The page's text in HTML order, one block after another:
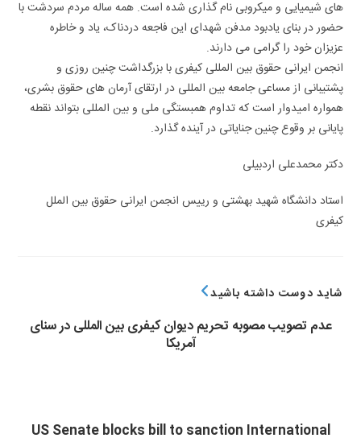
های شیمیایی و میکروبی نام گذاری شده است. همه ساله مردم سردشت با
حضور در بنای یادبود مدفن شهدای این فاجعه دردناک، یاد و خاطره
عزیزان خود را گرامی می دارند.
انجمن ایرانی حقوق بین المللی کیفری با بزرگداشت چنین روزی و
پشتیبانی از مساعی جامعه بین المللی در ارتقای آرمان های حقوق بشری،
همواره امیدوار است که تداوم همبستگی ملی و بین المللی بتواند نقطه
پایانی بر وقوع چنین جنایاتی در آینده گذارد.
دکتر محمدعلی اردبیلی
استاد دانشگاه شهید بهشتی و رییس انجمن ایرانی حقوق بین الملل
کیفری
شاید دوست داشته باشید
عدم تصویب مصوبه تحریم دیوان کیفری بین المللی در سنای
آمریکا
US Senate blocks bill to sanction International